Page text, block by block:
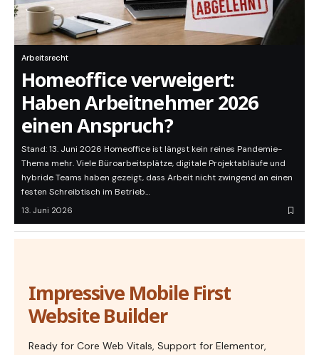
Arbeitsrecht
Homeoffice verweigert:
Haben Arbeitnehmer 2026
einen Anspruch?
Stand: 13. Juni 2026 Homeoffice ist längst kein reines Pandemie-
Thema mehr. Viele Büroarbeitsplätze, digitale Projektabläufe und
hybride Teams haben gezeigt, dass Arbeit nicht zwingend an einen
festen Schreibtisch im Betrieb…
13. Juni 2026
Impressive Mobile First
Website Builder
Ready for Core Web Vitals, Support for Elementor,